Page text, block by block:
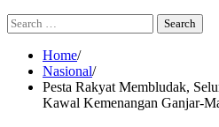
Search
for:
Home
Nasional
Pesta Rakyat Membludak,
Kawal Kemenangan Ganjar-